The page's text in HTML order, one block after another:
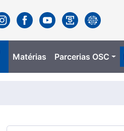
Matérias Parcerias OSC